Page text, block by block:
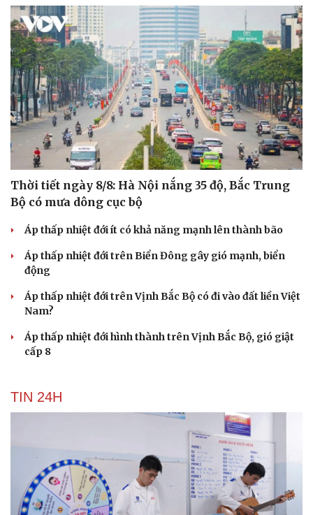
Cải chính
Thời tiết ngày 8/8: Hà Nội nắng 35 độ, Bắc Trung
Bộ có mưa dông cục bộ
Áp thấp nhiệt đới ít có khả năng mạnh lên thành bão
Áp thấp nhiệt đới trên Biển Đông gây gió mạnh, biển
động
Áp thấp nhiệt đới trên Vịnh Bắc Bộ có đi vào đất liền Việt
Nam?
Áp thấp nhiệt đới hình thành trên Vịnh Bắc Bộ, gió giật
cấp 8
TIN 24H